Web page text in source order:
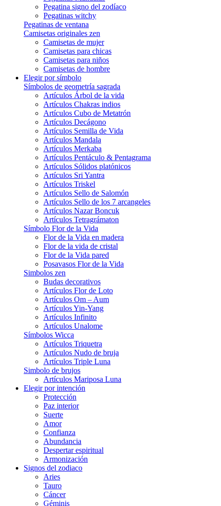
Pegatina signo del zodíaco
Pegatinas witchy
Pegatinas de ventana
Camisetas originales zen
Camisetas de mujer
Camisetas para chicas
Camisetas para niños
Camisetas de hombre
Elegir por símbolo
Símbolos de geometría sagrada
Artículos Árbol de la vida
Artículos Chakras indios
Artículos Cubo de Metatrón
Artículos Decágono
Artículos Semilla de Vida
Artículos Mandala
Artículos Merkaba
Artículos Pentáculo & Pentagrama
Artículos Sólidos platónicos
Artículos Sri Yantra
Artículos Triskel
Artículos Sello de Salomón
Artículos Sello de los 7 arcangeles
Artículos Nazar Boncuk
Artículos Tetragrámaton
Símbolo Flor de la Vida
Flor de la Vida en madera
Flor de la vida de cristal
Flor de la Vida pared
Posavasos Flor de la Vida
Simbolos zen
Budas decorativos
Artículos Flor de Loto
Artículos Om – Aum
Artículos Yin-Yang
Artículos Infinito
Artículos Unalome
Símbolos Wicca
Artículos Triquetra
Artículos Nudo de bruja
Artículos Triple Luna
Simbolo de brujos
Artículos Mariposa Luna
Elegir por intención
Protección
Paz interior
Suerte
Amor
Confianza
Abundancia
Despertar espiritual
Armonización
Signos del zodiaco
Aries
Tauro
Cáncer
Géminis